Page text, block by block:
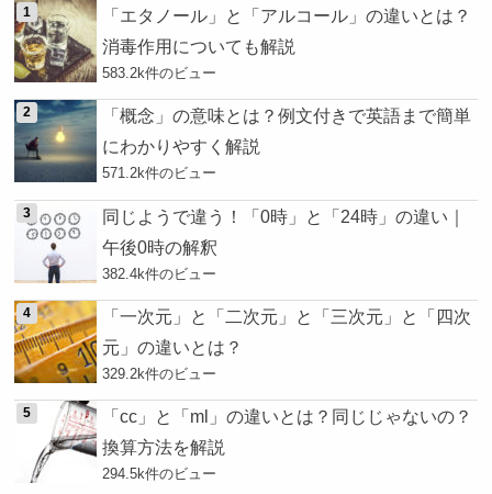
「エタノール」と「アルコール」の違いとは？
消毒作用についても解説
583.2k件のビュー
「概念」の意味とは？例文付きで英語まで簡単
にわかりやすく解説
571.2k件のビュー
同じようで違う！「0時」と「24時」の違い｜
午後0時の解釈
382.4k件のビュー
「一次元」と「二次元」と「三次元」と「四次
元」の違いとは？
329.2k件のビュー
「cc」と「ml」の違いとは？同じじゃないの？
換算方法を解説
294.5k件のビュー